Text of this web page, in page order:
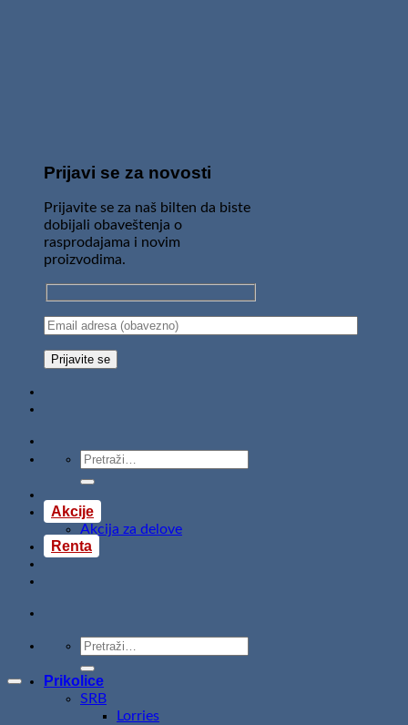
Prijavi se za novosti
Prijavite se za naš bilten da biste
dobijali obaveštenja o
rasprodajama i novim
proizvodima.
Pretraži:
Akcije
Akcija za delove
Renta
Pretraži:
Prikolice
SRB
Lorries